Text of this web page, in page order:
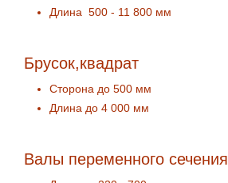
Длина 500 - 11 800 мм
Брусок,квадрат
Сторона до 500 мм
Длина до 4 000 мм
Валы переменного сечения